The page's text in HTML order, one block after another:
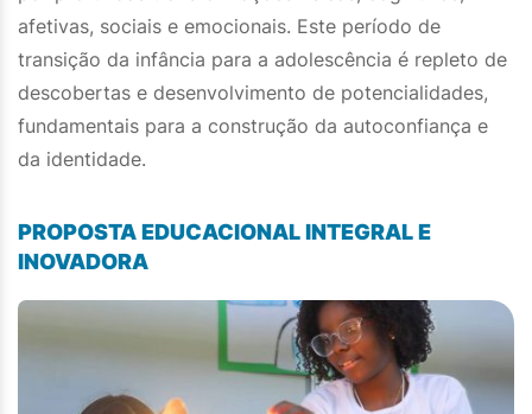
afetivas, sociais e emocionais. Este período de
transição da infância para a adolescência é repleto de
descobertas e desenvolvimento de potencialidades,
fundamentais para a construção da autoconfiança e
da identidade.
PROPOSTA EDUCACIONAL INTEGRAL E
INOVADORA